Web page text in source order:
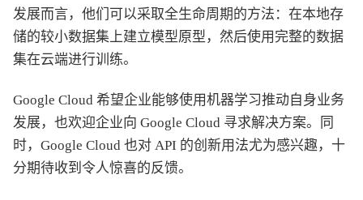
发展而言，他们可以采取全生命周期的方法：在本地存
储的较小数据集上建立模型原型，然后使用完整的数据
集在云端进行训练。
Google Cloud 希望企业能够使用机器学习推动自身业务
发展，也欢迎企业向 Google Cloud 寻求解决方案。同
时，Google Cloud 也对 API 的创新用法尤为感兴趣，十
分期待收到令人惊喜的反馈。